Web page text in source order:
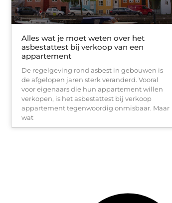
Alles wat je moet weten over het
asbestattest bij verkoop van een
appartement
De regelgeving rond asbest in gebouwen is
de afgelopen jaren sterk veranderd. Vooral
voor eigenaars die hun appartement willen
verkopen, is het asbestattest bij verkoop
appartement tegenwoordig onmisbaar. Maar
wat